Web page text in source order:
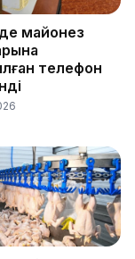
майонез
телефон